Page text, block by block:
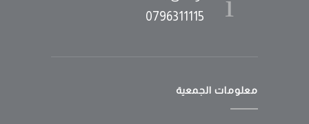
0796311115
معلومات الجمعية